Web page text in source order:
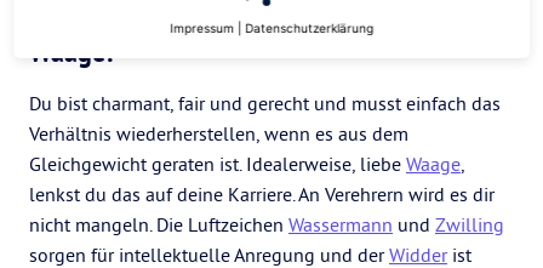
Waage:
Du bist charmant, fair und gerecht und musst einfach das
Verhältnis wiederherstellen, wenn es aus dem
Gleichgewicht geraten ist. Idealerweise, liebe Waage,
lenkst du das auf deine Karriere. An Verehrern wird es dir
nicht mangeln. Die Luftzeichen Wassermann und Zwilling
sorgen für intellektuelle Anregung und derWidderist
Impressum Datenschutzerklärung